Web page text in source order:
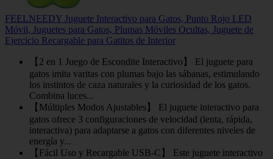
FEELNEEDY Juguete Interactivo para Gatos, Punto Rojo LED
Móvil, Juguetes para Gatos, Plumas Móviles Ocultas, Juguete de
Ejercicio Recargable para Gatitos de Interior
【2 en 1 Juego de Escondite Interactivo】 El juguete para
gatos imita varitas con plumas bajo las sábanas, estimulando
los instintos de caza naturales y la curiosidad de los gatos.
Combina luces...
【Múltiples Modos Ajustables】 El juguete interactivo para
gatos ofrece 3 configuraciones de velocidad (lenta, rápida,
interactiva) para adaptarse a gatos con diferentes niveles de
energía y...
【Fácil Uso y Recargable USB-C】 Este juguete interactivo